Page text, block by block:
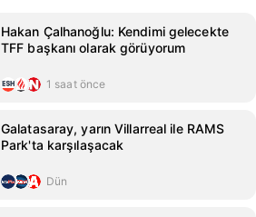
Hakan Çalhanoğlu: Kendimi gelecekte
TFF başkanı olarak görüyorum
1 saat önce
Galatasaray, yarın Villarreal ile RAMS
Park'ta karşılaşacak
Dün